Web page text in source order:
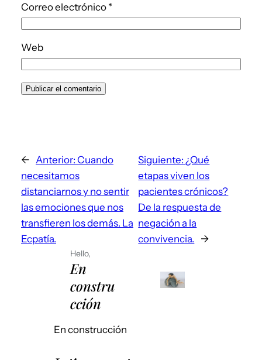
Correo electrónico *
Web
← Anterior: Cuando
necesitamos
distanciarnos y no sentir
las emociones que nos
transfieren los demás. La
Ecpatía.
Siguiente: ¿Qué
etapas viven los
pacientes crónicos?
De la respuesta de
negación a la
convivencia.
→
Hello,
En
constru
cción
En construcción